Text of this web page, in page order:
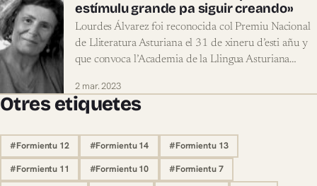
estímulu grande pa siguir creando»
Lourdes Álvarez foi reconocida col Premiu Nacional
de Lliteratura Asturiana el 31 de xineru d’esti añu y
que convoca l’Academia de la Llingua Asturiana…
2 mar. 2023
Otres etiquetes
#Formientu 12 #Formientu 14 #Formientu 13
#Formientu 11 #Formientu 10 #Formientu 7